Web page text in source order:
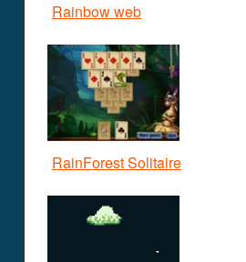
Rainbow web
RainForest Solitaire